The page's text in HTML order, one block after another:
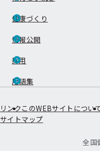
健康づくり
情報公開
採用
用語集
リンク このWEBサイトについ
サイトマップ
全国